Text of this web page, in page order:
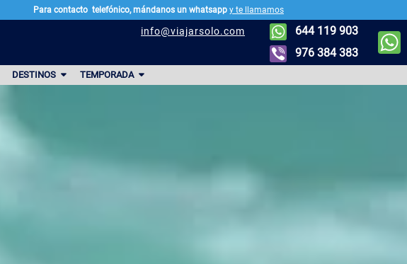
644 119 903
976 384 383
info@viajarsolo.com
DESTINOS TEMPORADA
Para contacto telefónico, mándanos un whatsapp y te llamamos